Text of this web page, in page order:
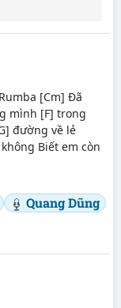
[Cm] Đã
mình [F] trong
đường về lẻ
Biết em còn
Quang Dũng